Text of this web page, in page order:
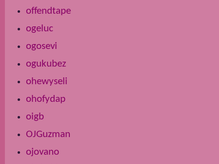
offendtape
ogeluc
ogosevi
ogukubez
ohewyseli
ohofydap
oigb
OJGuzman
ojovano